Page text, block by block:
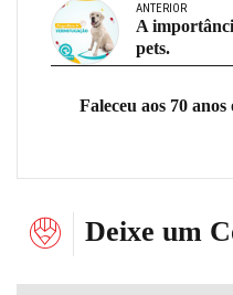
ANTERIOR
A
pets.
Faleceu aos 70
Deixe um